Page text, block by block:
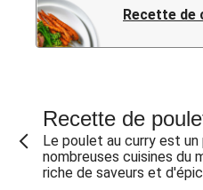
Recette de
Recette de
Le poulet au curry est
nombreuses cuisines du
riche de saveurs et